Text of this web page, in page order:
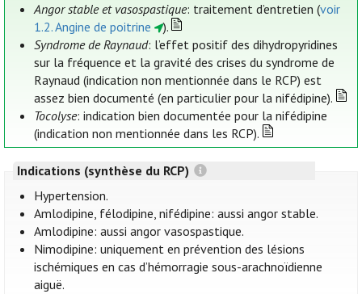
Angor stable et vasospastique: traitement d’entretien (voir
1.2. Angine de poitrine
).
Syndrome de Raynaud: l’effet positif des dihydropyridines
sur la fréquence et la gravité des crises du syndrome de
Raynaud (indication non mentionnée dans le RCP) est
assez bien documenté (en particulier pour la nifédipine).
Tocolyse: indication bien documentée pour la nifédipine
(indication non mentionnée dans les RCP).
Indications (synthèse du RCP)
Hypertension.
Amlodipine, félodipine, nifédipine: aussi angor stable.
Amlodipine: aussi angor vasospastique.
Nimodipine: uniquement en prévention des lésions
ischémiques en cas d’hémorragie sous-arachnoïdienne
aiguë.